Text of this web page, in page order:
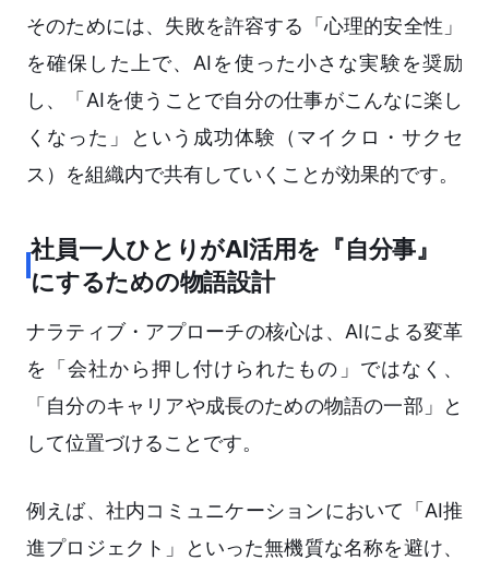
そのためには、失敗を許容する「心理的安全性」
を確保した上で、AIを使った小さな実験を奨励
し、「AIを使うことで自分の仕事がこんなに楽し
くなった」という成功体験（マイクロ・サクセ
ス）を組織内で共有していくことが効果的です。
社員一人ひとりがAI活用を『自分事』
にするための物語設計
ナラティブ・アプローチの核心は、AIによる変革
を「会社から押し付けられたもの」ではなく、
「自分のキャリアや成長のための物語の一部」と
して位置づけることです。
例えば、社内コミュニケーションにおいて「AI推
進プロジェクト」といった無機質な名称を避け、